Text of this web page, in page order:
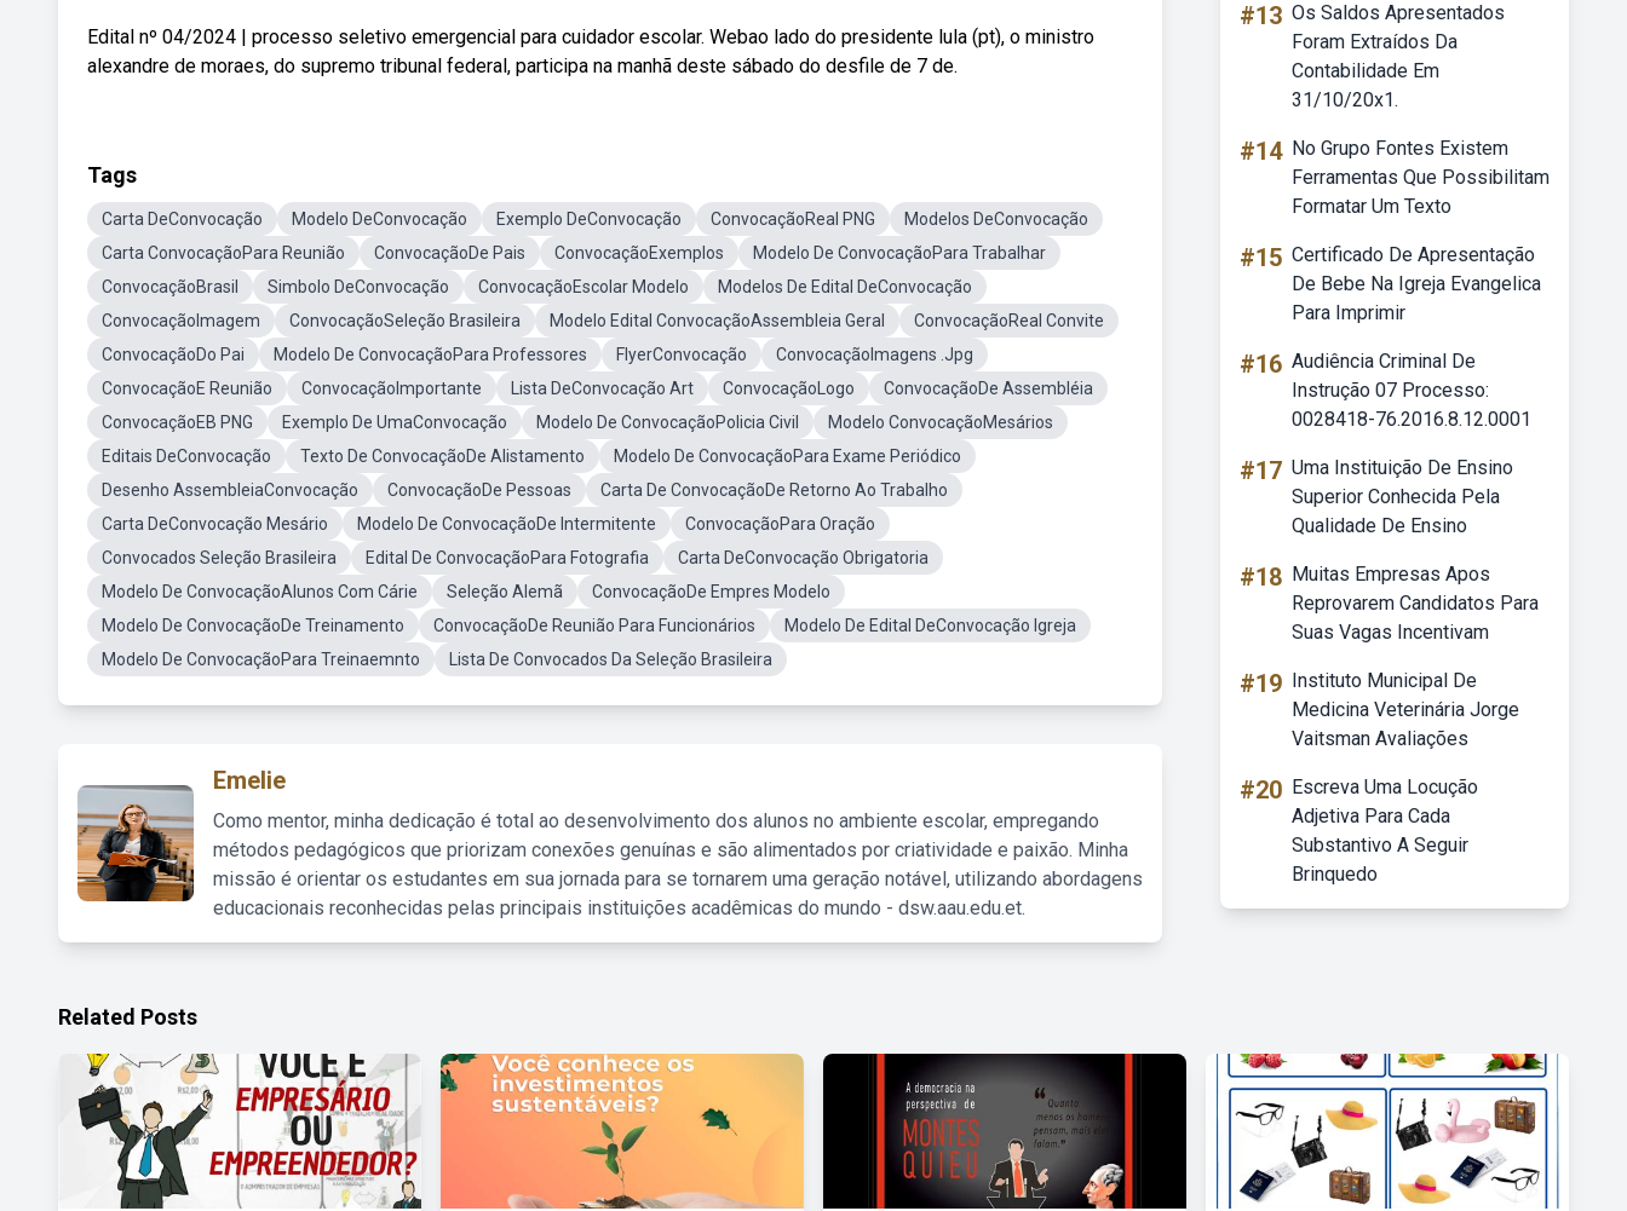
Edital nº 04/2024 | processo seletivo emergencial para cuidador escolar. Webao lado do presidente lula (pt), o ministro
alexandre de moraes, do supremo tribunal federal, participa na manhã deste sábado do desfile de 7 de.
Tags
Carta DeConvocação Modelo DeConvocação Exemplo DeConvocação ConvocaçãoReal PNG
Modelos DeConvocação
Carta ConvocaçãoPara Reunião
ConvocaçãoDe Pais ConvocaçãoExemplos
Modelo De ConvocaçãoPara Trabalhar
ConvocaçãoBrasil
Simbolo DeConvocação ConvocaçãoEscolar Modelo
Modelos De Edital DeConvocação
ConvocaçãoImagem
ConvocaçãoSeleção Brasileira Modelo Edital ConvocaçãoAssembleia Geral
ConvocaçãoReal Convite
ConvocaçãoDo Pai
Modelo De ConvocaçãoPara Professores FlyerConvocação
ConvocaçãoImagens .Jpg
ConvocaçãoE Reunião
ConvocaçãoImportante Lista DeConvocação Art ConvocaçãoLogo
ConvocaçãoDe Assembléia
ConvocaçãoEB PNG
Exemplo De UmaConvocação Modelo De ConvocaçãoPolicia Civil
Modelo ConvocaçãoMesários
Editais DeConvocação
Texto De ConvocaçãoDe Alistamento
Modelo De ConvocaçãoPara Exame Periódico
Desenho AssembleiaConvocação
ConvocaçãoDe Pessoas
Carta De ConvocaçãoDe Retorno Ao Trabalho
Carta DeConvocação Mesário
Modelo De ConvocaçãoDe Intermitente
ConvocaçãoPara Oração
Convocados Seleção Brasileira
Edital De ConvocaçãoPara Fotografia
Carta DeConvocação Obrigatoria
Modelo De ConvocaçãoAlunos Com Cárie
Seleção Alemã
ConvocaçãoDe Empres Modelo
Modelo De ConvocaçãoDe Treinamento
ConvocaçãoDe Reunião Para Funcionários
Modelo De Edital DeConvocação Igreja
Modelo De ConvocaçãoPara Treinaemnto
Lista De Convocados Da Seleção Brasileira
Emelie
Como mentor, minha dedicação é total ao desenvolvimento dos alunos no ambiente escolar, empregando
métodos pedagógicos que priorizam conexões genuínas e são alimentados por criatividade e paixão. Minha
missão é orientar os estudantes em sua jornada para se tornarem uma geração notável, utilizando abordagens
educacionais reconhecidas pelas principais instituições acadêmicas do mundo - dsw.aau.edu.et.
#13 Os Saldos Apresentados
Foram Extraídos Da
Contabilidade Em
31/10/20x1.
#14 No Grupo Fontes Existem
Ferramentas Que Possibilitam
Formatar Um Texto
#15 Certificado De Apresentação
De Bebe Na Igreja Evangelica
Para Imprimir
#16 Audiência Criminal De
Instrução 07 Processo:
0028418-76.2016.8.12.0001
#17 Uma Instituição De Ensino
Superior Conhecida Pela
Qualidade De Ensino
#18 Muitas Empresas Apos
Reprovarem Candidatos Para
Suas Vagas Incentivam
#19 Instituto Municipal De
Medicina Veterinária Jorge
Vaitsman Avaliações
#20 Escreva Uma Locução
Adjetiva Para Cada
Substantivo A Seguir
Brinquedo
Related Posts